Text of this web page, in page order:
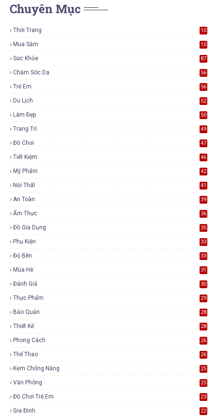
Chuyên Mục
Thời Trang
10
Mua Sắm
10
Sức Khỏe 87
Chăm Sóc Da 56
Trẻ Em 56
Du Lịch 52
Làm Đẹp 50
Trang Trí 49
Đồ Chơi 47
Tiết Kiệm 46
Mỹ Phẩm 42
Nội Thất 41
An Toàn 39
Ẩm Thực 36
Đồ Gia Dụng 35
Phụ Kiện 33
Độ Bền 33
Mùa Hè 31
Đánh Giá 30
Thực Phẩm 29
Bảo Quản 28
Thiết Kế 28
Phong Cách 26
Thể Thao 26
Kem Chống Nắng 25
Văn Phòng 25
Đồ Chơi Trẻ Em 23
Gia Đình 22